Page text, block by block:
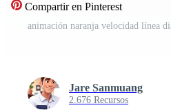
Compartir en Pinterest
Jare Sanmuang
2.676 Recursos